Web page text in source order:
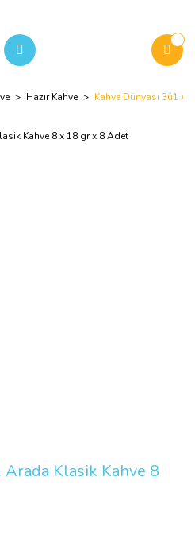
Hazır Kahve Kahve Dünyası 3ü1
Arada Klasik Kahve 8